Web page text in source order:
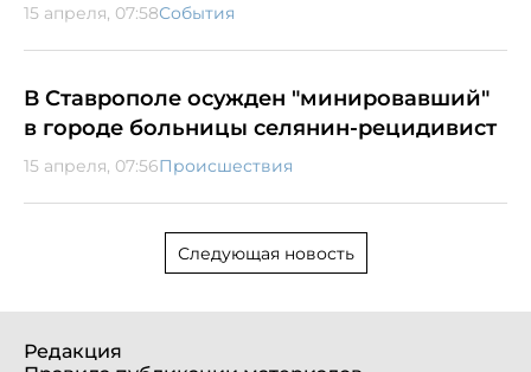
15 апреля, 07:58События
В Ставрополе осужден "минировавший"
в городе больницы селянин-рецидивист
15 апреля, 07:56Происшествия
Следующая новость
Редакция